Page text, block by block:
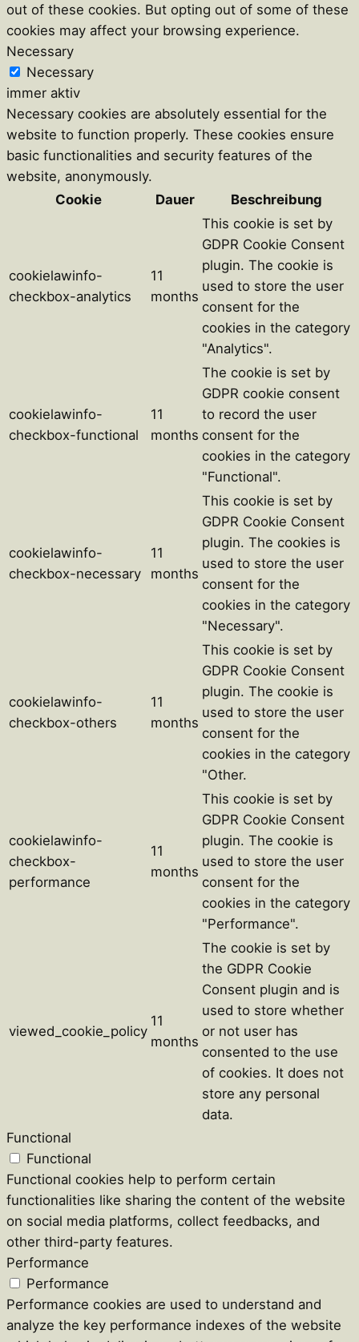
out of these cookies. But opting out of some of these
cookies may affect your browsing experience.
Necessary
Necessary
immer aktiv
Necessary cookies are absolutely essential for the
website to function properly. These cookies ensure
basic functionalities and security features of the
website, anonymously.
Cookie
Dauer Beschreibung
cookielawinfo-
checkbox-analytics
11
months
This cookie is set by
GDPR Cookie Consent
plugin. The cookie is
used to store the user
consent for the
cookies in the category
"Analytics".
cookielawinfo-
checkbox-functional
11
months
The cookie is set by
GDPR cookie consent
to record the user
consent for the
cookies in the category
"Functional".
cookielawinfo-
checkbox-necessary
11
months
This cookie is set by
GDPR Cookie Consent
plugin. The cookies is
used to store the user
consent for the
cookies in the category
"Necessary".
cookielawinfo-
checkbox-others
11
months
This cookie is set by
GDPR Cookie Consent
plugin. The cookie is
used to store the user
consent for the
cookies in the category
"Other.
cookielawinfo-
checkbox-
performance
11
months
This cookie is set by
GDPR Cookie Consent
plugin. The cookie is
used to store the user
consent for the
cookies in the category
"Performance".
viewed_cookie_policy
11
months
The cookie is set by
the GDPR Cookie
Consent plugin and is
used to store whether
or not user has
consented to the use
of cookies. It does not
store any personal
data.
Functional
Functional
Functional cookies help to perform certain
functionalities like sharing the content of the website
on social media platforms, collect feedbacks, and
other third-party features.
Performance
Performance
Performance cookies are used to understand and
analyze the key performance indexes of the website